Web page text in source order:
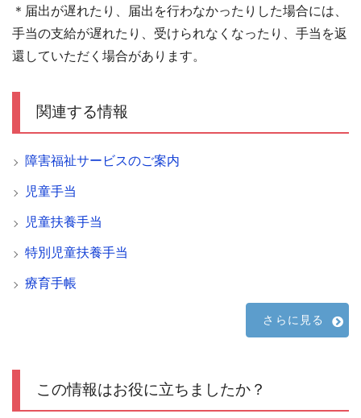
＊届出が遅れたり、届出を行わなかったりした場合には、
手当の支給が遅れたり、受けられなくなったり、手当を返
還していただく場合があります。
関連する情報
障害福祉サービスのご案内
児童手当
児童扶養手当
特別児童扶養手当
療育手帳
さらに見る
この情報はお役に立ちましたか？